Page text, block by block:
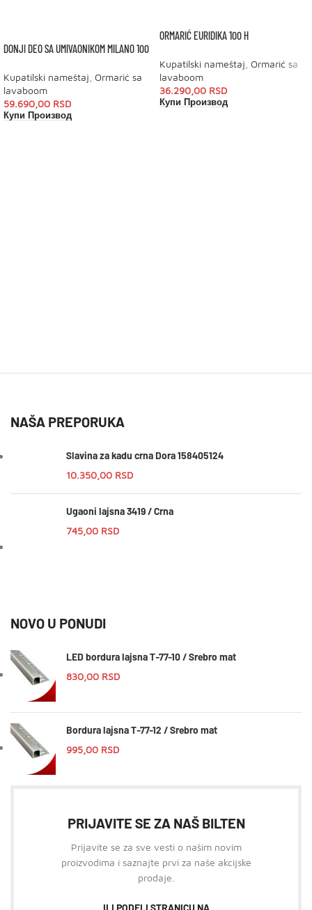
DONJI DEO SA UMIVAONIKOM MILANO 100
Kupatilski nameštaj Ormarić sa
lavaboom
59.690,00 RSD
Купи Производ
ORMARIĆ EURIDIKA 100 H
Kupatilski nameštaj Ormarić sa
lavaboom
36.290,00 RSD
Купи Производ
NAŠA PREPORUKA
Slavina za kadu crna Dora 158405124
10.350,00 RSD
Ugaoni lajsna 3419 / Crna
745,00 RSD
NOVO U PONUDI
LED bordura lajsna T-77-10 / Srebro mat
830,00 RSD
Bordura lajsna T-77-12 / Srebro mat
995,00 RSD
PRIJAVITE SE ZA NAŠ BILTEN
Prijavite se za sve vesti o našim novim
proizvodima i saznajte prvi za naše akcijske
prodaje.
ILI PODELI STRANICU NA